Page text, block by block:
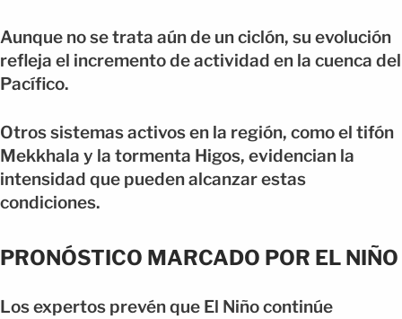
Aunque no se trata aún de un ciclón, su evolución
refleja el incremento de actividad en la cuenca del
Pacífico.
Otros sistemas activos en la región, como el tifón
Mekkhala y la tormenta Higos, evidencian la
intensidad que pueden alcanzar estas
condiciones.
PRONÓSTICO MARCADO POR EL NIÑO
Los expertos prevén que El Niño continúe